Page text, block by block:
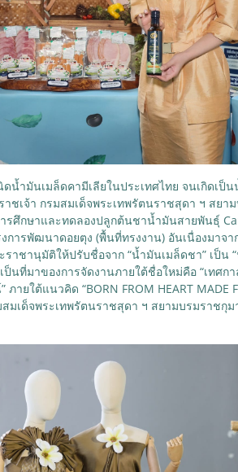
น้ำมันเมล็ดคามีเลียในประเทศไทย จนเกิดเ
ชเจ้า กรมสมเด็จพระเทพรัตนราชสุดา ฯ สย
กษาและทดลองปลูกต้นชาน้ำมันสายพันธุ์
ารพัฒนาดอยตุง (พื้นที่ทรงงาน) อันเนื่องมาจ
ชานุมัติให้ปรับชื่อจาก “น้ำมันเมล็ดชา” เป็น
มาของการจัดงานภายใต้ชื่อใหม่คือ “เทศก
ใต้แนวคิด “BORN FROM HEART MADE
เด็จพระเทพรัตนราชสุดา ฯ สยามบรมราชกุ